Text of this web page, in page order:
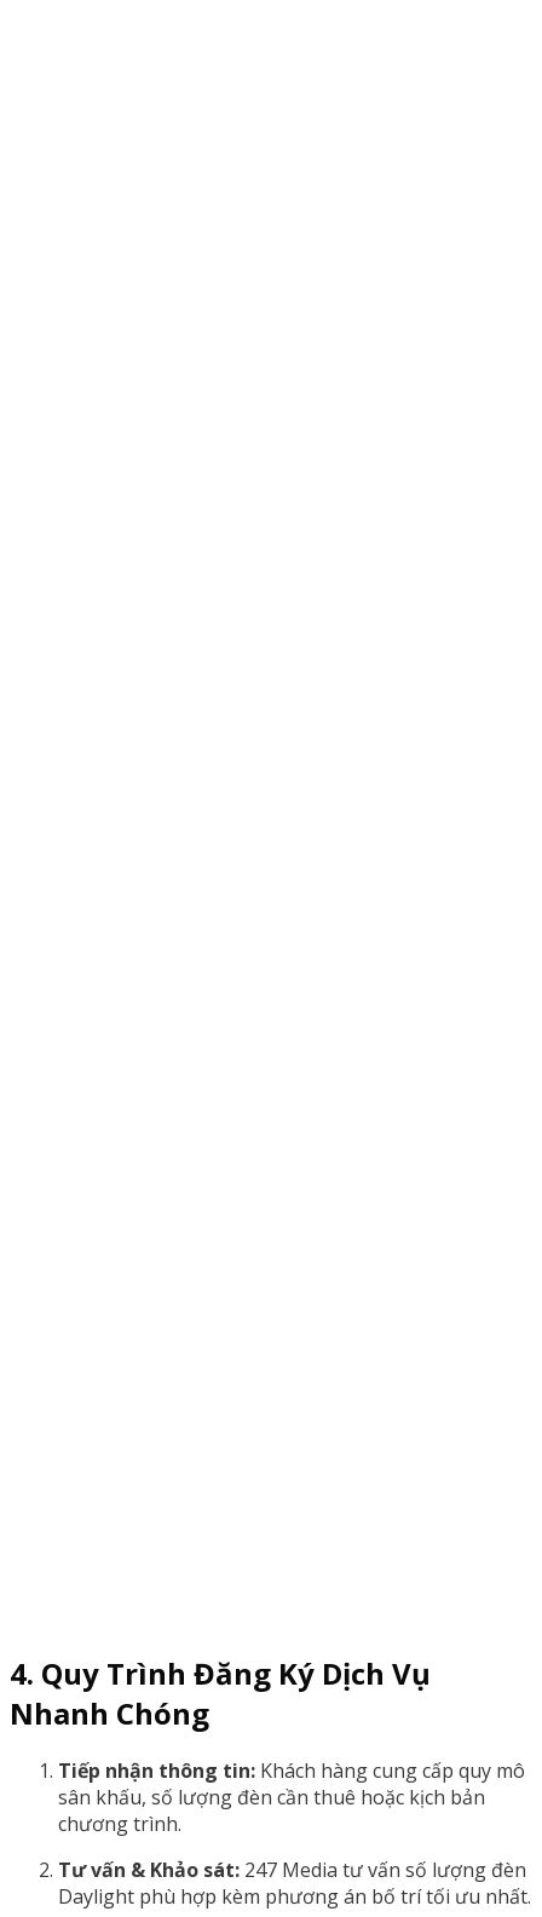
4. Quy Trình Đăng Ký Dịch Vụ
Nhanh Chóng
Tiếp nhận thông tin: Khách hàng cung cấp quy mô
sân khấu, số lượng đèn cần thuê hoặc kịch bản
chương trình.
Tư vấn & Khảo sát: 247 Media tư vấn số lượng đèn
Daylight phù hợp kèm phương án bố trí tối ưu nhất.